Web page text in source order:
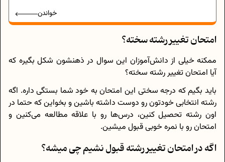
خواندن
امتحان تغییر رشته سخته؟
ممکنه خیلی از دانش‌آموزان این سوال در ذهنشون شکل بگیره که
آیا امتحان تغییر رشته سخته؟
باید بگیم که درجه سختی این امتحان به خود شما بستگی داره. اگه
رشته انتخابی خودتون رو دوست داشته باشین و بخواین که حتما در
اون رشته تحصیل کنین، درس‌ها رو با علاقه مطالعه می‌کنین و
امتحان رو با نمره خوبی قبول میشین.
اگه در امتحان تغییر رشته قبول نشیم چی میشه؟